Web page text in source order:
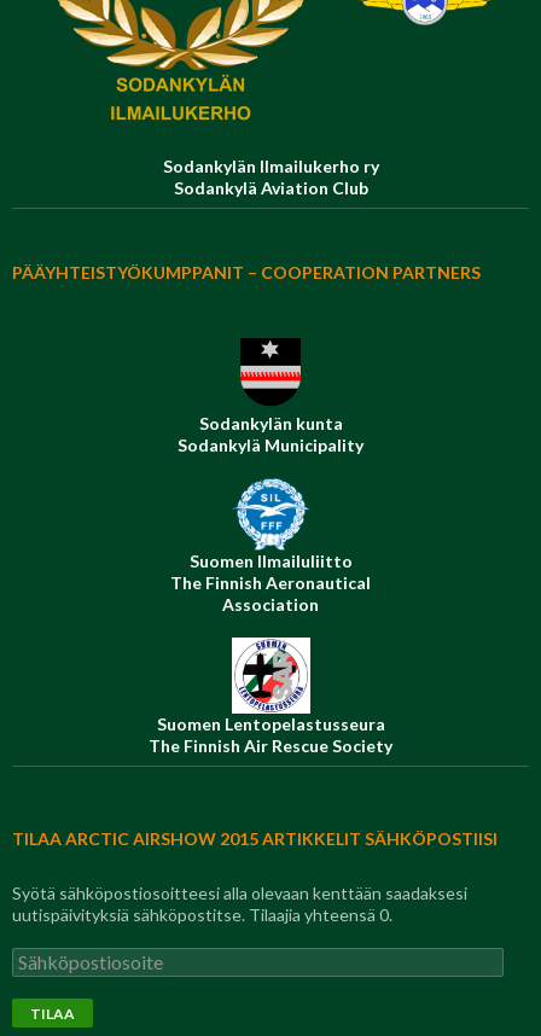
Sodankylän Ilmailukerho ry
Sodankylä Aviation Club
PÄÄYHTEISTYÖKUMPPANIT – COOPERATION PARTNERS
Sodankylän kunta
Sodankylä Municipality
Suomen Ilmailuliitto
The Finnish Aeronautical
Association
Suomen Lentopelastusseura
The Finnish Air Rescue Society
TILAA ARCTIC AIRSHOW 2015 ARTIKKELIT SÄHKÖPOSTIISI
Syötä sähköpostiosoitteesi alla olevaan kenttään saadaksesi
uutispäivityksiä sähköpostitse. Tilaajia yhteensä 0.
Sähköpostiosoite
TILAA